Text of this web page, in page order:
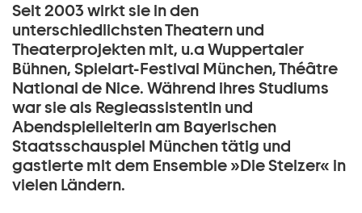
Seit 2003 wirkt sie in den
unterschiedlichsten Theatern und
Theaterprojekten mit, u.a Wuppertaler
Bühnen, Spielart-Festival München, Théâtre
National de Nice. Während ihres Studiums
war sie als Regieassistentin und
Abendspielleiterin am Bayerischen
Staatsschauspiel München tätig und
gastierte mit dem Ensemble »Die Stelzer« in
vielen Ländern.